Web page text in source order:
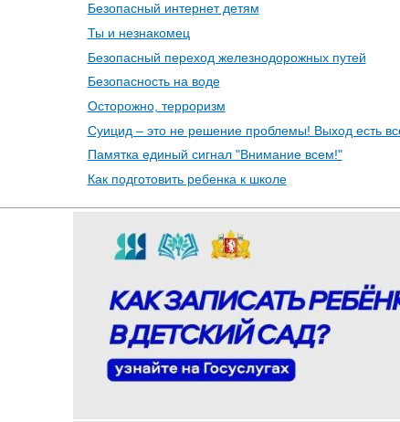
Безопасный интернет детям
Ты и незнакомец
Безопасный переход железнодорожных путей
Безопасность на воде
Осторожно, терроризм
Суицид – это не решение проблемы! Выход есть
Памятка единый сигнал "Внимание всем!"
Как подготовить ребенка к школе